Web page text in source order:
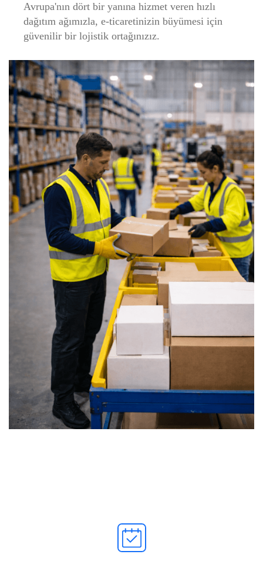
Avrupa'nın dört bir yanına hizmet veren hızlı
dağıtım ağımızla, e-ticaretinizin büyümesi için
güvenilir bir lojistik ortağınızız.